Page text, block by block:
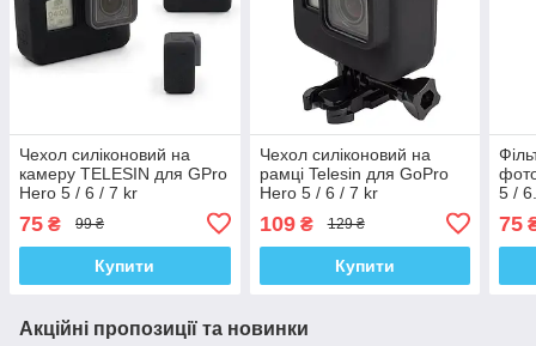
Чехол силіконовий на
камеру TELESIN для GPro
Hero 5 / 6 / 7 kr
75 ₴ 99 ₴
Купити
Чехол силіконовий на
рамці Telesin для GoPro
Hero 5 / 6 / 7 kr
109₴ 129 ₴
Купити
5 /
75
Акційні пропозиції та новинки